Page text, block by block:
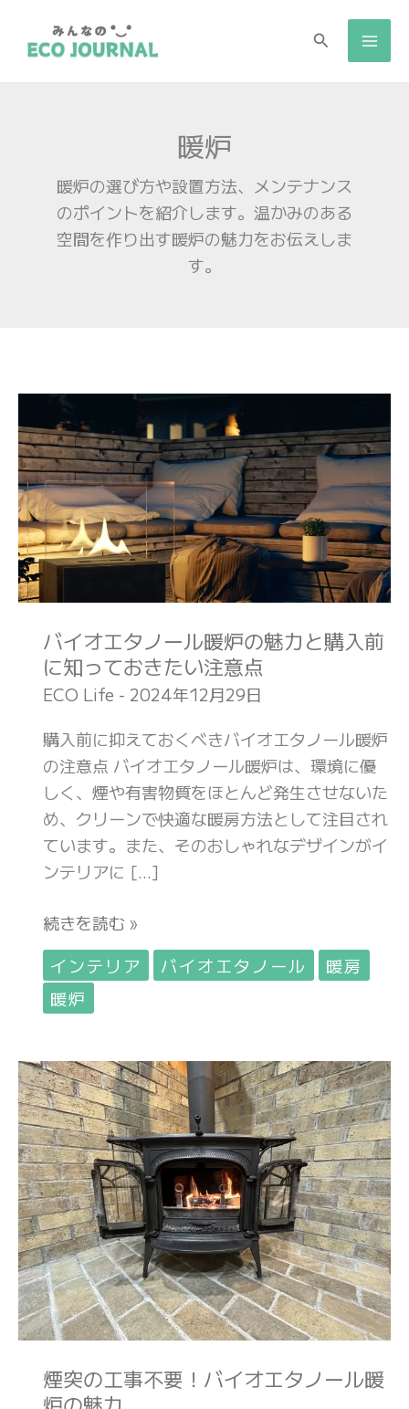
検
暖炉
暖炉の選び方や設置方法、メンテナンス
のポイントを紹介します。温かみのある
空間を作り出す暖炉の魅力をお伝えしま
す。
バイオエタノール暖炉の魅力と購入前
に知っておきたい注意点
ECO Life - 2024年12月29日
購入前に抑えておくべきバイオエタノール暖炉
の注意点 バイオエタノール暖炉は、環境に優
しく、煙や有害物質をほとんど発生させないた
め、クリーンで快適な暖房方法として注目され
ています。また、そのおしゃれなデザインがイ
ンテリアに […]
イ
オ
エ
タ
ノ
ー
ル
炉
の
魅
と
購
入
前
に
知
て
お
き
た
注
意
点
続きを読む »
インテリア
バイオエタノール
暖房
暖炉
煙突の工事不要！バイオエタノール暖
煙
突
の
工
事
不
要！
バ
イ
オ
エ
ノ